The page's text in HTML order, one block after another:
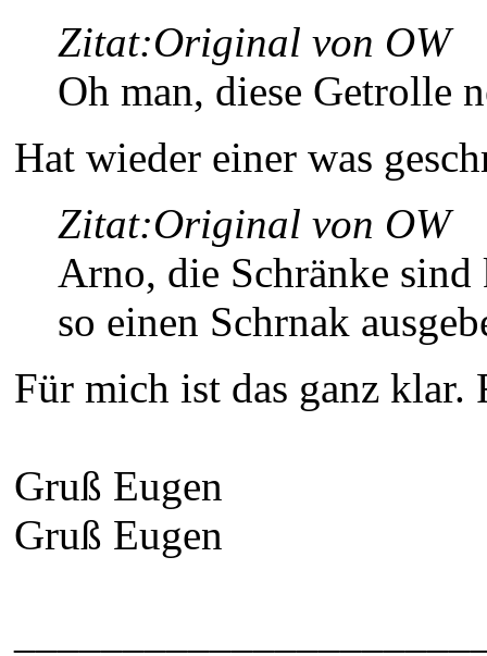
Zitat:Original von OW
Oh man, diese Getrolle
Hat wieder einer was
Zitat:Original von OW
Arno, die Schränke
so einen Schrnak
Für mich ist das ganz klar.
Gruß Eugen
Gruß Eugen